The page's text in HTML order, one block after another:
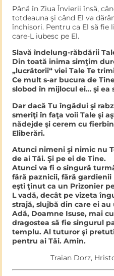
Până în Ziua Învierii însă,
totdeauna şi când El va
închisori. Pentru ca El să
care-L iubesc pe El.
Slavă îndelung-răbdării
Din toată inima simţim
„lucrătorii“ viei Tale Te
Ce mult s-ar bucura de
slobod în mijlocul ei… şi ea
Dar dacă Tu îngădui şi
smeriţi în faţa voii Tale şi
nădejde şi cerem cu
Eliberări.
Atunci nimeni şi nimic nu
de ai Tăi. Şi pe ei de Tine.
Atunci va fi o singură
fără paznicii, fără
eşti ţinut ca un Prizonier
L vadă, decât pe vizeta
strajă, slujbă din care ei au
Adă, Doamne Isuse, mai
dragostea să fie singurul
templu. Al tuturor şi
pentru ai Tăi. Amin.
Traian Dorz,